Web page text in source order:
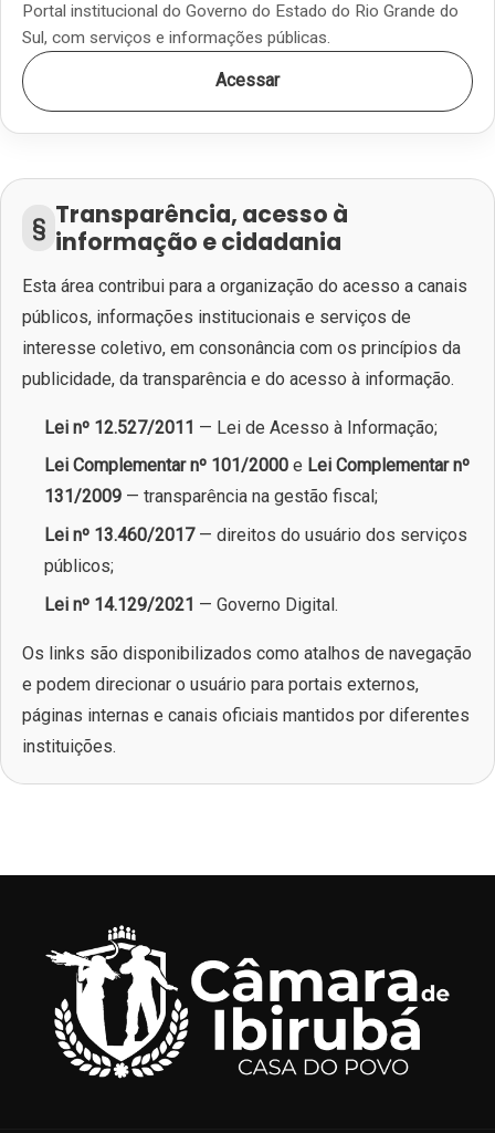
Portal institucional do Governo do Estado do Rio Grande do
Sul, com serviços e informações públicas.
Acessar
§ Transparência, acesso à
informação e cidadania
Esta área contribui para a organização do acesso a canais
públicos, informações institucionais e serviços de
interesse coletivo, em consonância com os princípios da
publicidade, da transparência e do acesso à informação.
Lei nº 12.527/2011 — Lei de Acesso à Informação;
Lei Complementar nº 101/2000 e Lei Complementar nº
131/2009 — transparência na gestão fiscal;
Lei nº 13.460/2017— direitos do usuário dos serviços
públicos;
Lei nº 14.129/2021 — Governo Digital.
Os links são disponibilizados como atalhos de navegação
e podem direcionar o usuário para portais externos,
páginas internas e canais oficiais mantidos por diferentes
instituições.